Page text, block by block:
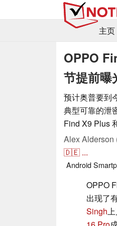
主页
OPPO
节提前曝
预计奥普要到
典型可靠的泄
Find X9 Plus
Alex Alderson
🇩🇪 ...
Android
OPPO
出现了
Singh